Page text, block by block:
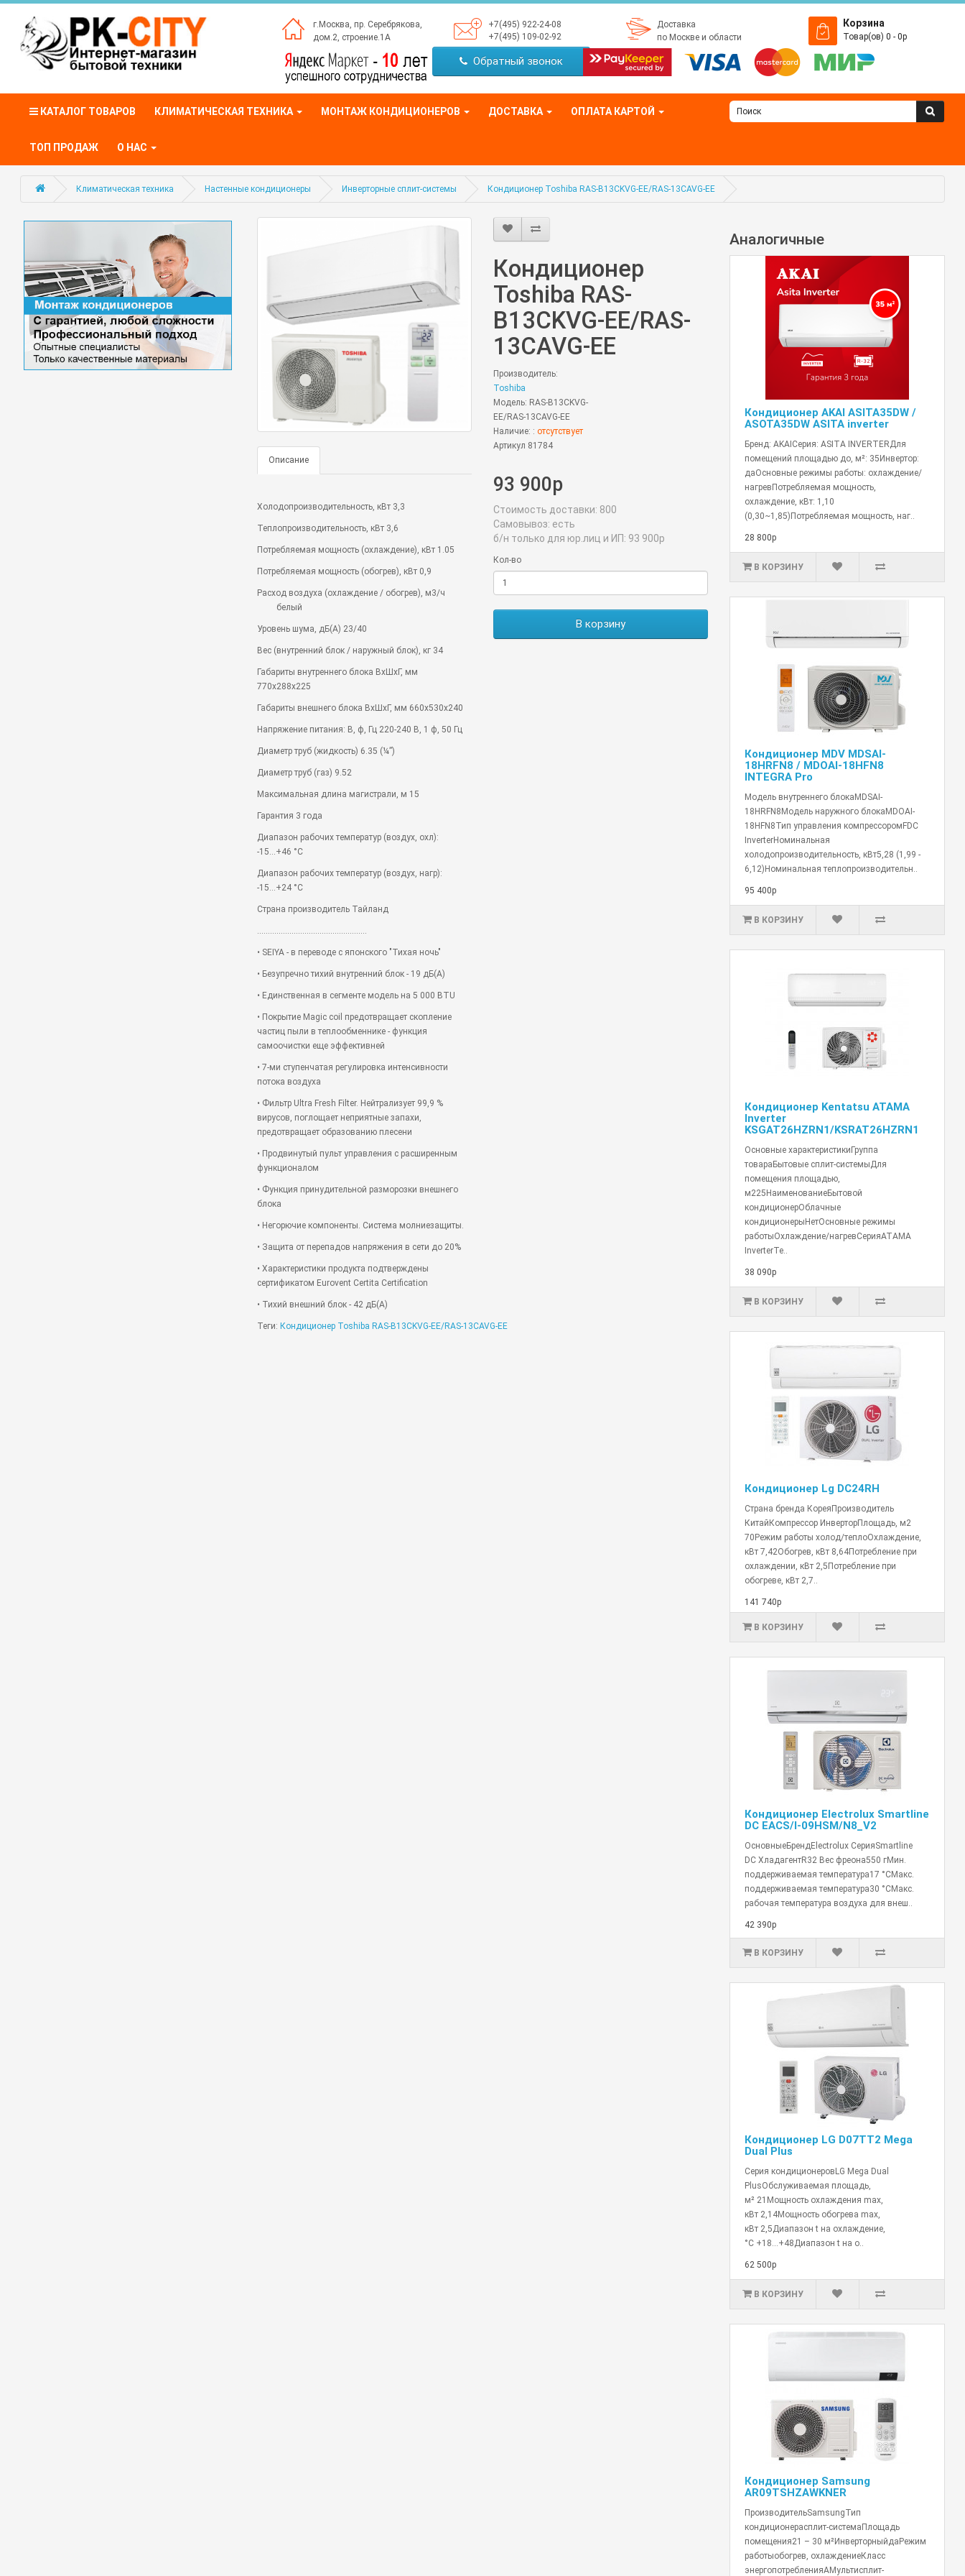
г.Москва, пр. Серебрякова,
дом.2, строение.1А
+7(495) 922-24-08
+7(495) 109-02-92
Обратный звонок
Доставка
по Москве и области
Корзина
Товар(ов) 0 - 0р
КАТАЛОГ ТОВАРОВ КЛИМАТИЧЕСКАЯ ТЕХНИКА МОНТАЖ КОНДИЦИОНЕРОВ ДОСТАВКА ОПЛАТА КАРТОЙ
ТОП ПРОДАЖ О НАС
Климатическая техника Настенные кондиционеры Инверторные сплит-системы Кондиционер Toshiba RAS-B13CKVG-EE/RAS-13CAVG-EE
Описание
Холодопроизводительность, кВт 3,3
Теплопроизводительность, кВт 3,6
Потребляемая мощность (охлаждение), кВт 1.05
Потребляемая мощность (обогрев), кВт 0,9
Расход воздуха (охлаждение / обогрев), м3/ч
белый
Уровень шума, дБ(А) 23/40
Вес (внутренний блок / наружный блок), кг 34
Габариты внутреннего блока ВхШхГ, мм
770x288x225
Габариты внешнего блока ВхШхГ, мм 660x530x240
Напряжение питания: В, ф, Гц 220-240 В, 1 ф, 50 Гц
Диаметр труб (жидкость) 6.35 (¼”)
Диаметр труб (газ) 9.52
Максимальная длина магистрали, м 15
Гарантия 3 года
Диапазон рабочих температур (воздух, охл):
-15...+46 °C
Диапазон рабочих температур (воздух, нагр):
-15...+24 °C
Страна производитель Тайланд
...................................................
• SEIYA - в переводе с японского "Тихая ночь"
• Безупречно тихий внутренний блок - 19 дБ(А)
• Единственная в сегменте модель на 5 000 BTU
• Покрытие Magic coil предотвращает скопление
частиц пыли в теплообменнике - функция
самоочистки еще эффективней
• 7-ми ступенчатая регулировка интенсивности
потока воздуха
• Фильтр Ultra Fresh Filter. Нейтрализует 99,9 %
вирусов, поглощает неприятные запахи,
предотвращает образованию плесени
• Продвинутый пульт управления с расширенным
функционалом
• Функция принудительной разморозки внешнего
блока
• Негорючие компоненты. Система молниезащиты.
• Защита от перепадов напряжения в сети до 20%
• Характеристики продукта подтверждены
сертификатом Eurovent Certita Certification
• Тихий внешний блок - 42 дБ(А)
Кондиционер
Toshiba RAS-
B13CKVG-EE/RAS-
13CAVG-EE
Производитель:
Toshiba
Модель: RAS-B13CKVG-
EE/RAS-13CAVG-EE
Наличие: : отсутствует
Артикул 81784
93 900р
Стоимость доставки: 800
Самовывоз: есть
б/н только для юр.лиц и ИП: 93 900р
Кол-во
В корзину
Теги: Кондиционер Toshiba RAS-B13CKVG-EE/RAS-13CAVG-EE
Аналогичные
Кондиционер AKAI ASITA35DW /
ASOTA35DW ASITA inverter
Бренд: AKAIСерия: ASITA INVERTERДля
помещений площадью до, м²: 35Инвертор:
даОсновные режимы работы: охлаждение/
нагревПотребляемая мощность,
охлаждение, кВт: 1,10
(0,30~1,85)Потребляемая мощность, наг..
28 800р
В КОРЗИНУ
Кондиционер MDV MDSAI-
18HRFN8 / MDOAI-18HFN8
INTEGRA Pro
Модель внутреннего блокаMDSAI-
18HRFN8Модель наружного блокаMDOAI-
18HFN8Тип управления компрессоромFDC
InverterНоминальная
холодопроизводительность, кВт5,28 (1,99 -
6,12)Номинальная теплопроизводительн..
95 400р
В КОРЗИНУ
Кондиционер Kentatsu ATAMA
Inverter
KSGAT26HZRN1/KSRAT26HZRN1
Основные характеристикиГруппа
товараБытовые сплит-системыДля
помещения площадью,
м225НаименованиеБытовой
кондиционерОблачные
кондиционерыНетОсновные режимы
работыОхлаждение/нагревСерияATAMA
InverterТе..
38 090р
В КОРЗИНУ
Кондиционер Lg DC24RH
Страна бренда КореяПроизводитель
КитайКомпрессор ИнверторПлощадь, м2
70Режим работы холод/теплоОхлаждение,
кВт 7,42Обогрев, кВт 8,64Потребление при
охлаждении, кВт 2,5Потребление при
обогреве, кВт 2,7..
141 740р
В КОРЗИНУ
Кондиционер Electrolux Smartline
DC EACS/I-09HSM/N8_V2
ОсновныеБрендElectrolux СерияSmartline
DC ХладагентR32 Вес фреона550 гМин.
поддерживаемая температура17 °СМакс.
поддерживаемая температура30 °СМакс.
рабочая температура воздуха для внеш..
42 390р
В КОРЗИНУ
Кондиционер LG D07TT2 Mega
Dual Plus
Серия кондиционеровLG Mega Dual
PlusОбслуживаемая площадь,
м² 21Мощность охлаждения max,
кВт 2,14Мощность обогрева max,
кВт 2,5Диапазон t на охлаждение,
°C +18...+48Диапазон t на о..
62 500р
В КОРЗИНУ
Кондиционер Samsung
AR09TSHZAWKNER
ПроизводительSamsungТип
кондиционерасплит-системаПлощадь
помещения21 – 30 м²ИнверторныйдаРежим
работыобогрев, охлаждениеКласс
энергопотребленияAМультисплит-